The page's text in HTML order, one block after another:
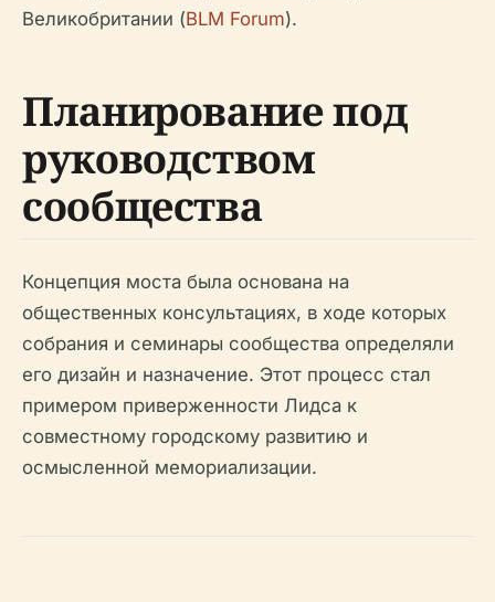
Великобритании (BLM Forum).
Планирование под
руководством
сообщества
Концепция моста была основана на
общественных консультациях, в ходе которых
собрания и семинары сообщества определяли
его дизайн и назначение. Этот процесс стал
примером приверженности Лидса к
совместному городскому развитию и
осмысленной мемориализации.